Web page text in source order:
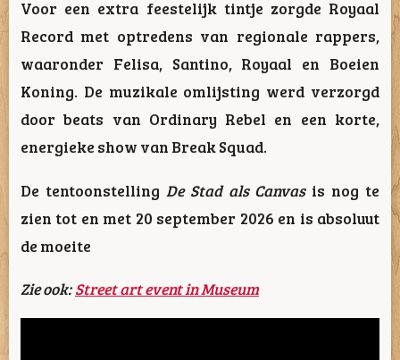
Voor een extra feestelijk tintje zorgde Royaal
Record met optredens van regionale rappers,
waaronder Felisa, Santino, Royaal en Boeien
Koning. De muzikale omlijsting werd verzorgd
door beats van Ordinary Rebel en een korte,
energieke show van Break Squad.
De tentoonstelling De Stad als Canvasis nog te
zien tot en met 20 september 2026 en is absoluut
de moeite
Zie ook:Street art event in Museum